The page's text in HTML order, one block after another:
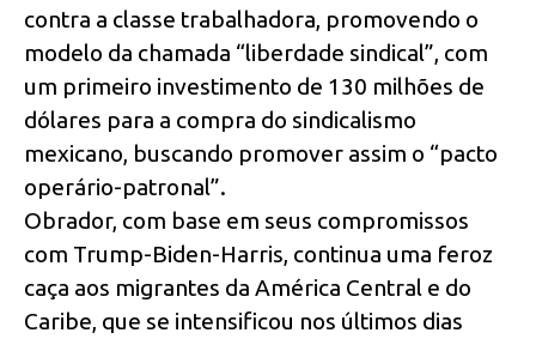
contra a classe trabalhadora, promovendo o
modelo da chamada “liberdade sindical”, com
um primeiro investimento de 130 milhões de
dólares para a compra do sindicalismo
mexicano, buscando promover assim o “pacto
operário-patronal”.
Obrador, com base em seus compromissos
com Trump-Biden-Harris, continua uma feroz
caça aos migrantes da América Central e do
Caribe, que se intensificou nos últimos dias